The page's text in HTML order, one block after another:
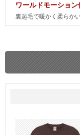
ワールドモーショ
裏起毛で暖かく柔らか